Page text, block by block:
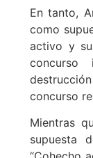
En tanto,
como
activo y
concurso
Mientras
supuesta